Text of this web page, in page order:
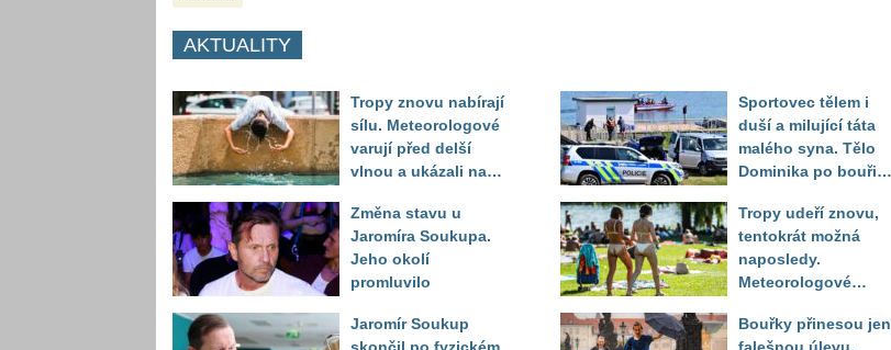
AKTUALITY
Tropy znovu nabírají
sílu. Meteorologové
varují před delší
vlnou a ukázali na
bude nejhorší
Změna stavu u
Jaromíra Soukupa.
Jeho okolí
promluvilo
Jaromír Soukup
Sportovec tělem i
duší a milující táta
malého syna. Tělo
Dominika po bouři
až druhý den
Tropy udeří znovu,
tentokrát možná
naposledy.
Meteorologové
do září
Bouřky přinesou jen